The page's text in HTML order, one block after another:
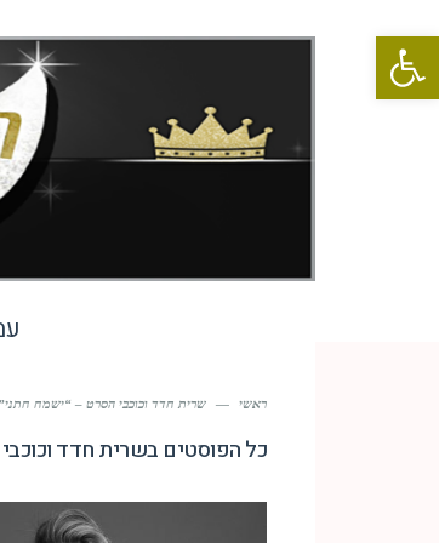
פתח סרגל נגישות
ראשי — שרית חדד וכוכבי הסרט – “ישמח חתני”
כל הפוסטים בשרית חדד